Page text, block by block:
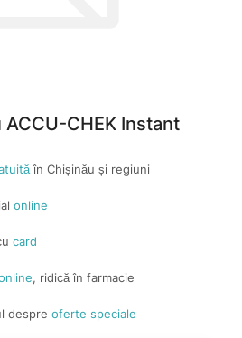
CHEK Instant
în Chișinău și regiuni
online
card
, ridică în farmacie
despre oferte speciale